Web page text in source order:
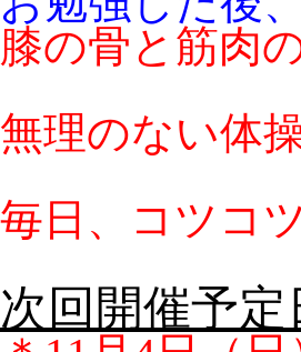
膝の骨と筋肉
無理のない体
毎日、コツコ
次回開催予定